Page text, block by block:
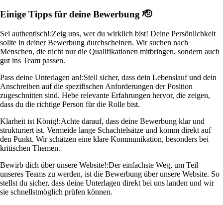
Einige Tipps für deine Bewerbung 🫡
Sei authentisch!:Zeig uns, wer du wirklich bist! Deine Persönlichkeit
sollte in deiner Bewerbung durchscheinen. Wir suchen nach
Menschen, die nicht nur die Qualifikationen mitbringen, sondern auch
gut ins Team passen.
Pass deine Unterlagen an!:Stell sicher, dass dein Lebenslauf und dein
Anschreiben auf die spezifischen Anforderungen der Position
zugeschnitten sind. Hebe relevante Erfahrungen hervor, die zeigen,
dass du die richtige Person für die Rolle bist.
Klarheit ist König!:Achte darauf, dass deine Bewerbung klar und
strukturiert ist. Vermeide lange Schachtelsätze und komm direkt auf
den Punkt. Wir schätzen eine klare Kommunikation, besonders bei
kritischen Themen.
Bewirb dich über unsere Website!:Der einfachste Weg, um Teil
unseres Teams zu werden, ist die Bewerbung über unsere Website. So
stellst du sicher, dass deine Unterlagen direkt bei uns landen und wir
sie schnellstmöglich prüfen können.